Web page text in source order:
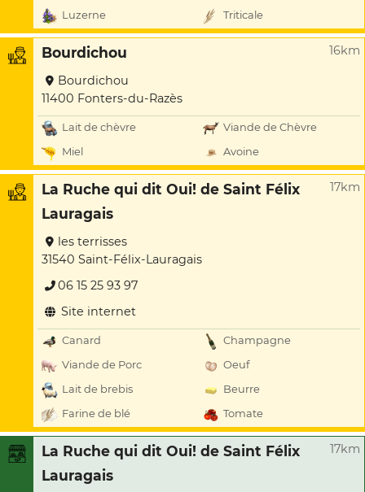
Luzerne Triticale
Bourdichou 16km
Bourdichou
11400 Fonters-du-Razès
Lait de chèvre
Viande de Chèvre
Miel
Avoine
La Ruche qui dit Oui! de Saint Félix
Lauragais
17km
les terrisses
31540 Saint-Félix-Lauragais
06 15 25 93 97
Site internet
Canard
Champagne
Viande de Porc
Oeuf
Lait de brebis
Beurre
Farine de blé
Tomate
La Ruche qui dit Oui! de Saint Félix
Lauragais
17km